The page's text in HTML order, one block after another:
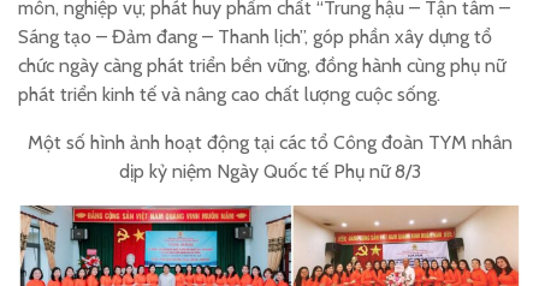
môn, nghiệp vụ; phát huy phẩm chất “Trung hậu – Tận tâm –
Sáng tạo – Đảm đang – Thanh lịch”, góp phần xây dựng tổ
chức ngày càng phát triển bền vững, đồng hành cùng phụ nữ
phát triển kinh tế và nâng cao chất lượng cuộc sống.
Một số hình ảnh hoạt động tại các tổ Công đoàn TYM nhân
dịp kỷ niệm Ngày Quốc tế Phụ nữ 8/3